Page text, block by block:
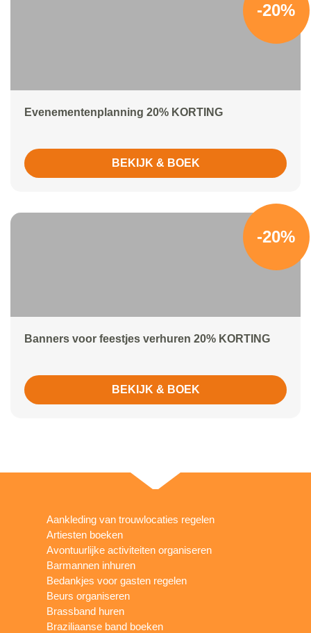
-20%
Evenementenplanning 20% KORTING
BEKIJK & BOEK
-20%
Banners voor feestjes verhuren 20% KORTING
BEKIJK & BOEK
Aankleding van trouwlocaties regelen
Artiesten boeken
Avontuurlijke activiteiten organiseren
Barmannen inhuren
Bedankjes voor gasten regelen
Beurs organiseren
Brassband huren
Braziliaanse band boeken